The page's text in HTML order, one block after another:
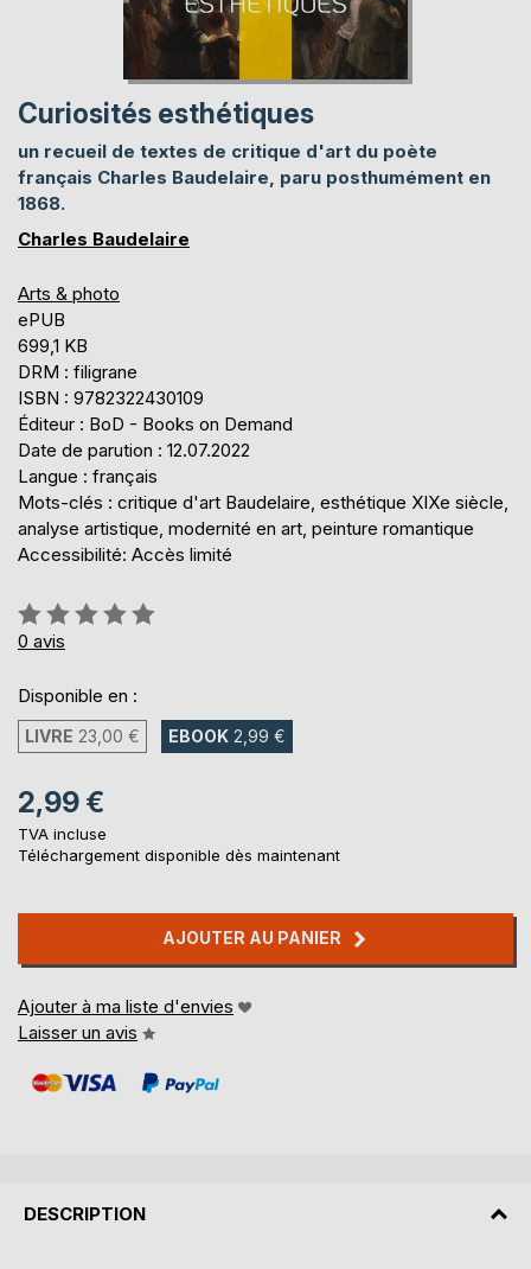
Curiosités esthétiques
un recueil de textes de critique d'art du poète
français Charles Baudelaire, paru posthumément en
1868.
Charles Baudelaire
Arts & photo
ePUB
699,1 KB
DRM : filigrane
ISBN : 9782322430109
Éditeur : BoD - Books on Demand
Date de parution : 12.07.2022
Langue : français
Mots-clés : critique d'art Baudelaire, esthétique XIXe siècle,
analyse artistique, modernité en art, peinture romantique
Accessibilité: Accès limité
Évaluation:
0%
0 avis
Disponible en :
LIVRE 23,00 € EBOOK 2,99 €
2,99 €
TVA incluse
Téléchargement disponible dès maintenant
AJOUTER AU PANIER
Ajouter à ma liste d'envies
Laisser un avis
DESCRIPTION